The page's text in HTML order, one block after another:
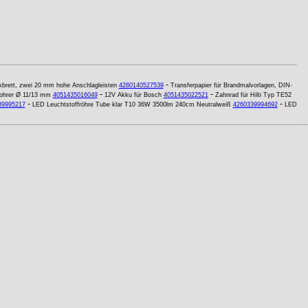
zwei 20 mm hohe Anschlagleisten 4260140527539- Transferpapier für Brandmalvorlagen, DIN-
Ø 11/13 mm 4051435016049- 12V Akku für Bosch 4051435022521- Zahnrad für Hilti Typ TE52
- LED Leuchtstoffröhre Tube klar T10 36W 3500lm 240cm Neutralweiß 4260339994692- LED